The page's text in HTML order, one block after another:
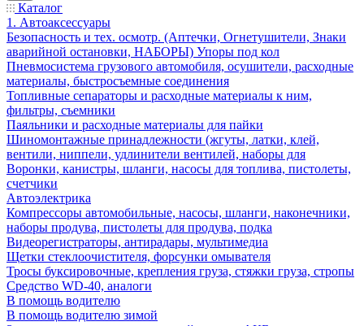
Каталог
1. Автоаксессуары
Безопасность и тех. осмотр. (Аптечки, Огнетушители, Знаки
аварийной остановки, НАБОРЫ) Упоры под кол
Пневмосистема грузового автомобиля, осушители, расходные
материалы, быстросъемные соединения
Топливные сепараторы и расходные материалы к ним,
фильтры, съемники
Паяльники и расходные материалы для пайки
Шиномонтажные принадлежности (жгуты, латки, клей,
вентили, ниппели, удлинители вентилей, наборы для
Воронки, канистры, шланги, насосы для топлива, пистолеты,
счетчики
Автоэлектрика
Компрессоры автомобильные, насосы, шланги, наконечники,
наборы продува, пистолеты для продува, подка
Видеорегистраторы, антирадары, мультимедиа
Щетки стеклоочистителя, форсунки омывателя
Тросы буксировочные, крепления груза, стяжки груза, стропы
Средство WD-40, аналоги
В помощь водителю
В помощь водителю зимой